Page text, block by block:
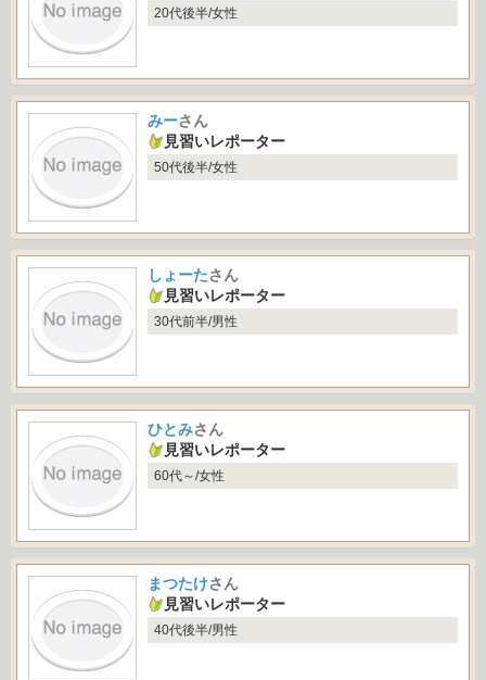
20代後半/女性
みーさん
見習いレポーター
50代後半/女性
しょーたさん
見習いレポーター
30代前半/男性
ひとみさん
見習いレポーター
60代～/女性
まつたけさん
見習いレポーター
40代後半/男性